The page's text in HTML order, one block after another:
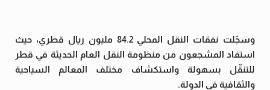
وسجّلت نفقات النقل المحلي 84.2 مليون ريال قطري، حيث
استفاد المشجعون من منظومة النقل العام الحديثة في قطر
للتنقّل بسهولة واستكشاف مختلف المعالم السياحية
والثقافية في الدولة.